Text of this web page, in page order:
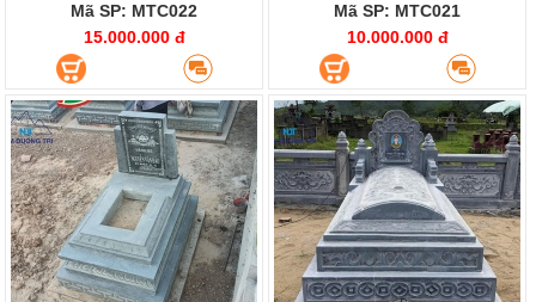
Mã SP: MTC022
15.000.000 đ
Mã SP: MTC021
10.000.000 đ